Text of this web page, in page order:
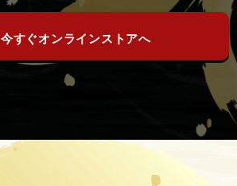
今すぐオンラインストアへ